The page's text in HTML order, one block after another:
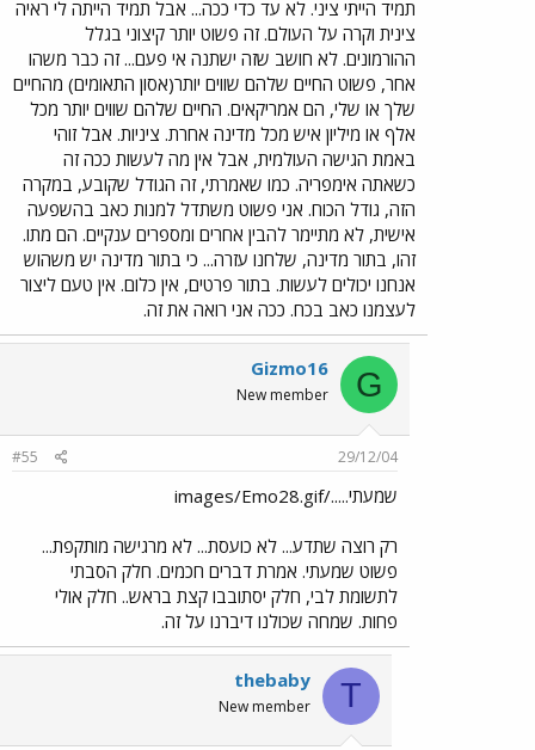
תמיד הייתי ציני. לא עד כדי ככה... אבל תמיד הייתה לי ראיה
צינית וקרה על העולם. זה פשוט יותר קיצוני בגלל
ההורמונים. לא חושב שזה ישתנה אי פעם... זה כבר משהו
אחר, פשוט החיים שלהם שווים יותר(אסון התאומים) מהחיים
שלך או שלי, הם אמריקאים. החיים שלהם שווים יותר מכל
אלף או מיליון איש מכל מדינה אחרת. ציניות. אבל זוהי
באמת הגישה העולמית, אבל אין מה לעשות ככה זה
כשאתה אימפריה. כמו שאמרתי, זה הגודל שקובע, במקרה
הזה, גודל הכוח. אני פשוט משתדל למנות כאב בהשפעה
אישית, לא מתיימר להבין אחרים ומספרים ענקיים. הם מתו.
זהו, בתור מדינה, שלחנו עזרה... כי בתור מדינה יש משהוש
אנחנו יכולים לעשות. בתור פרטים, אין כלום. אין טעם ליצור
לעצמנו כאב בכח. ככה אני רואה את זה.
G
Gizmo16
New member
29/12/04
#55
שמעתי...../images/Emo28.gif
רק רוצה שתדע... לא כועסת... לא מרגישה מותקפת...
פשוט שמעתי. אמרת דברים חכמים. חלק הסבתי
לתשומת לבי, חלק יסתובבו קצת בראש.. חלק אולי
פחות. שמחה שכולנו דיברנו על זה.
T
thebaby
New member